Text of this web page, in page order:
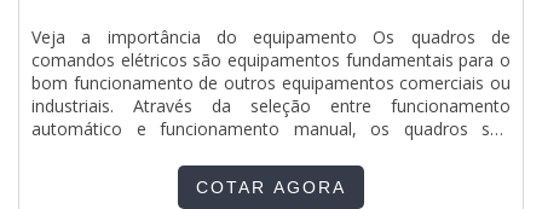
empresa.RESPONSABILIDADE EM INSTALAÇÃO E
MANUTENÇÃO ELÉTRICANa EIZ Engenharia é possível
encontrar o que há de melhor no ramo de instalação e
manutenção elétrica. Sempre de olho no mercado, traz
novidades em itens como instalações elétricas e adequação
de layouts fabris.Tudo isso por ser comprometida com os
serviços e altamente qualificada, padrões possíveis por
contar com escritório de alta qualidade onde são realizadas
Veja a importância do equipamento Os quadros de
comandos elétricos são equipamentos fundamentais para o
bom funcionamento de outros equipamentos comerciais ou
industriais. Através da seleção entre funcionamento
automático e funcionamento manual, os quadros são
equipamento. Os equipamentos também são responsáveis
por protegerem os equipamentos contra eventuais faltas de
COTAR AGORA